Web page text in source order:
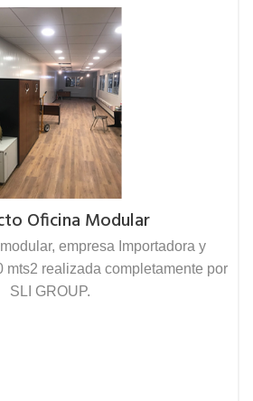
Oficina Modular
empresa Importadora y
mts2 realizada completamente por
SLI GROUP.